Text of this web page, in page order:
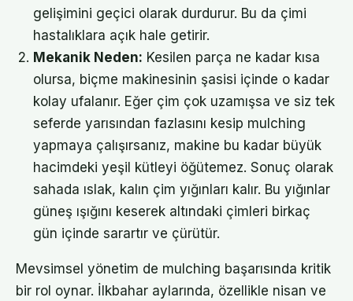
gelişimini geçici olarak durdurur. Bu da çimi
hastalıklara açık hale getirir.
Mekanik Neden: Kesilen parça ne kadar kısa
olursa, biçme makinesinin şasisi içinde o kadar
kolay ufalanır. Eğer çim çok uzamışsa ve siz tek
seferde yarısından fazlasını kesip mulching
yapmaya çalışırsanız, makine bu kadar büyük
hacimdeki yeşil kütleyi öğütemez. Sonuç olarak
sahada ıslak, kalın çim yığınları kalır. Bu yığınlar
güneş ışığını keserek altındaki çimleri birkaç
gün içinde sarartır ve çürütür.
Mevsimsel yönetim de mulching başarısında kritik
bir rol oynar. İlkbahar aylarında, özellikle nisan ve